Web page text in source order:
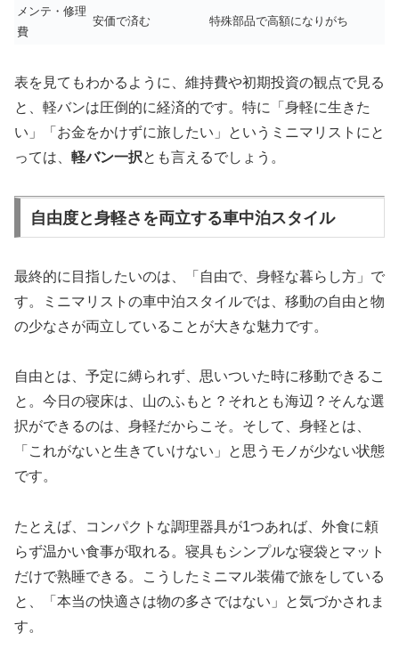
メンテ・修理
費
安価で済む 特殊部品で高額になりがち
表を見てもわかるように、維持費や初期投資の観点で見る
と、軽バンは圧倒的に経済的です。特に「身軽に生きた
い」「お金をかけずに旅したい」というミニマリストにと
っては、 軽バン一択とも言えるでしょう。
自由度と身軽さを両立する車中泊スタイル
最終的に目指したいのは、「自由で、身軽な暮らし方」で
す。ミニマリストの車中泊スタイルでは、移動の自由と物
の少なさが両立していることが大きな魅力です。
自由とは、予定に縛られず、思いついた時に移動できるこ
と。今日の寝床は、山のふもと？それとも海辺？そんな選
択ができるのは、身軽だからこそ。そして、身軽とは、
「これがないと生きていけない」と思うモノが少ない状態
です。
たとえば、コンパクトな調理器具が1つあれば、外食に頼
らず温かい食事が取れる。寝具もシンプルな寝袋とマット
だけで熟睡できる。こうしたミニマル装備で旅をしている
と、「本当の快適さは物の多さではない」と気づかされま
す。